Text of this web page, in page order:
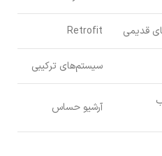
قدیمی Retrofit
سیستم‌های ترکیبی
آرشیو حساس